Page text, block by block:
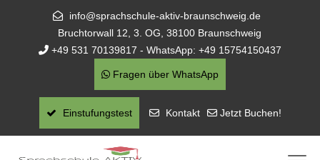
info@sprachschule-aktiv-braunschweig.de
Bruchtorwall 12, 3. OG, 38100 Braunschweig
+49 531 70139817 - WhatsApp: +49 15754150437
Fragen über WhatsApp
Einstufungstest Kontakt Jetzt Buchen!